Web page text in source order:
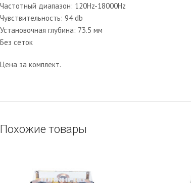
Частотный диапазон: 120Hz-18000Hz
Чувствительность: 94 db
Установочная глубина: 73.5 мм
Без сеток
Цена за комплект.
Похожие товары